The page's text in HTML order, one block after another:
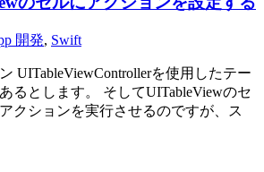
開発, Swift
UITableViewControllerを使用したテー
るとします。 そしてUITableViewのセ
クションを実行させるのですが、ス